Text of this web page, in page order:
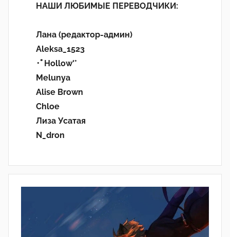
НАШИ ЛЮБИМЫЕ ПЕРЕВОДЧИКИ:
Лана (редактор-админ)
Aleksa_1523
･ﾟHollow'°
Melunya
Alise Brown
Chloe
Лиза Усатая
N_dron